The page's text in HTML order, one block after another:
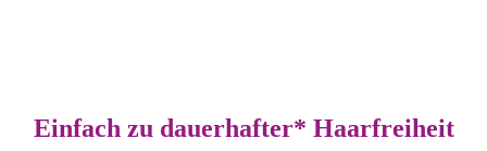
Einfach zu dauerhafter* Haarfreiheit